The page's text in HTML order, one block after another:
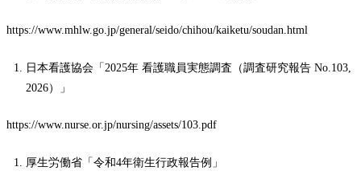
https://www.mhlw.go.jp/general/seido/chihou/kaiketu/soudan.html
日本看護協会「2025年 看護職員実態調査（調査研究報告 No.103,
2026）」
https://www.nurse.or.jp/nursing/assets/103.pdf
厚生労働省「令和4年衛生行政報告例」